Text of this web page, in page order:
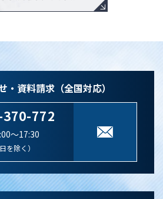
・資料請求（全国対応）
772
～17:30
を除く）